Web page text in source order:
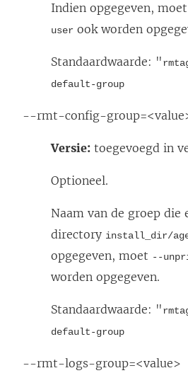
Indien opgegeven, moet
user ook worden
Standaardwaarde: "
default-group
--rmt-config-
Versie: toegevoegd in
Optioneel.
Naam van de groep die
directory install_dir/
opgegeven, moet --
worden opgegeven.
Standaardwaarde: "
default-group
--rmt-logs-group=<value>